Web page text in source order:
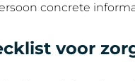
concrete
voor